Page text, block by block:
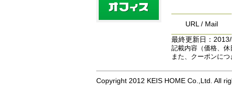
URL / Mail
最終更新日：
記載内容（価格、休
また、クーポンに
Copyright 2012 KEIS HOME Co.,Ltd. All